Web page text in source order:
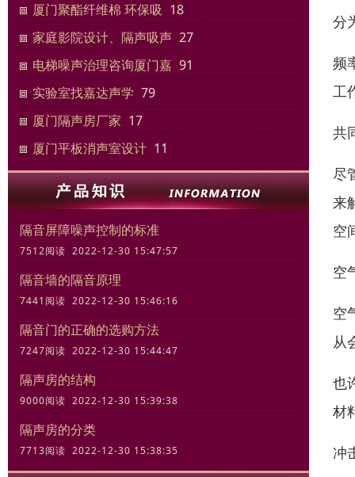
厦门聚酯纤维棉 环保吸 18
家庭影院设计、隔声吸声 27
电梯噪声治理咨询厦门嘉 91
实验室找嘉达声学 79
厦门隔声房厂家 17
厦门平板消声室设计 11
隔音屏障噪声控制的标准
7512阅读 2022-12-30 15:47:57
隔音墙的隔音原理
7441阅读 2022-12-30 15:46:16
隔音门的正确的选购方法
7247阅读 2022-12-30 15:44:47
隔声房的结构
9000阅读 2022-12-30 15:39:38
隔声房的分类
7713阅读 2022-12-30 15:38:35
分
频
工
共
尽
来
空
空
空
从
也
材
冲